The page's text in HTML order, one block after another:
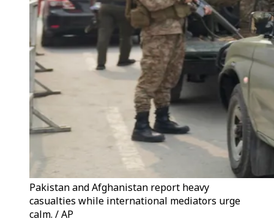
Pakistan and Afghanistan report heavy
casualties while international mediators urge
calm. / AP